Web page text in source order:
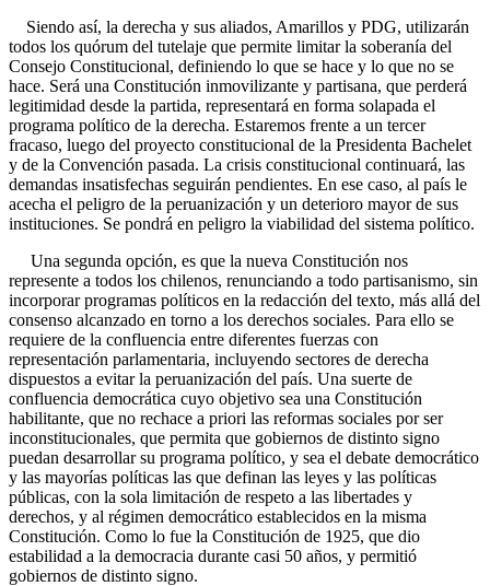
Siendo así, la derecha y sus aliados, Amarillos y PDG, utilizarán
todos los quórum del tutelaje que permite limitar la soberanía del
Consejo Constitucional, definiendo lo que se hace y lo que no se
hace. Será una Constitución inmovilizante y partisana, que perderá
legitimidad desde la partida, representará en forma solapada el
programa político de la derecha. Estaremos frente a un tercer
fracaso, luego del proyecto constitucional de la Presidenta Bachelet
y de la Convención pasada. La crisis constitucional continuará, las
demandas insatisfechas seguirán pendientes. En ese caso, al país le
acecha el peligro de la peruanización y un deterioro mayor de sus
instituciones. Se pondrá en peligro la viabilidad del sistema político.
Una segunda opción, es que la nueva Constitución nos
represente a todos los chilenos, renunciando a todo partisanismo, sin
incorporar programas políticos en la redacción del texto, más allá del
consenso alcanzado en torno a los derechos sociales. Para ello se
requiere de la confluencia entre diferentes fuerzas con
representación parlamentaria, incluyendo sectores de derecha
dispuestos a evitar la peruanización del país. Una suerte de
confluencia democrática cuyo objetivo sea una Constitución
habilitante, que no rechace a priori las reformas sociales por ser
inconstitucionales, que permita que gobiernos de distinto signo
puedan desarrollar su programa político, y sea el debate democrático
y las mayorías políticas las que definan las leyes y las políticas
públicas, con la sola limitación de respeto a las libertades y
derechos, y al régimen democrático establecidos en la misma
Constitución. Como lo fue la Constitución de 1925, que dio
estabilidad a la democracia durante casi 50 años, y permitió
gobiernos de distinto signo.